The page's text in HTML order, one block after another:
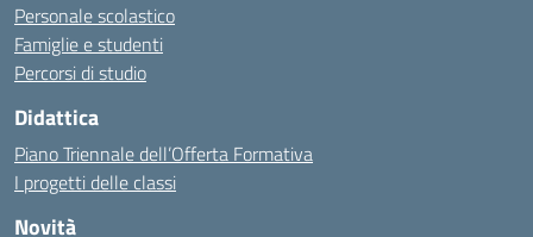
Personale scolastico
Famiglie e studenti
Percorsi di studio
Didattica
Piano Triennale dell’Offerta Formativa
I progetti delle classi
Novità